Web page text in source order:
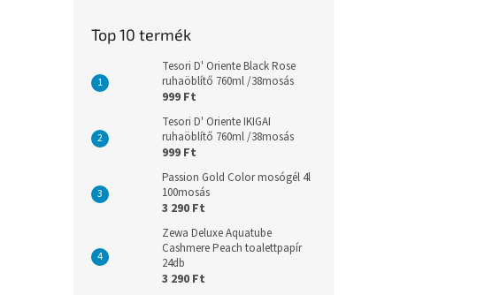
Top 10 termék
Tesori D' Oriente Black Rose
ruhaöblítő 760ml /38mosás
999 Ft
Tesori D' Oriente IKIGAI
ruhaöblítő 760ml /38mosás
999 Ft
Passion Gold Color mosógél 4l
100mosás
3 290 Ft
Zewa Deluxe Aquatube
Cashmere Peach toalettpapír
24db
3 290 Ft